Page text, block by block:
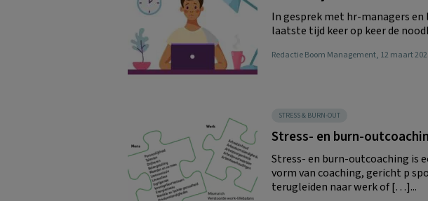
In gesprek met hr-managers en
laatste tijd keer op keer de
Redactie Boom Management, 12 maart
STRESS & BURN-OUT
Stress- en burn-
Stress- en burn-outcoaching is
vorm van coaching, gericht p
terugleiden naar werk of […]...